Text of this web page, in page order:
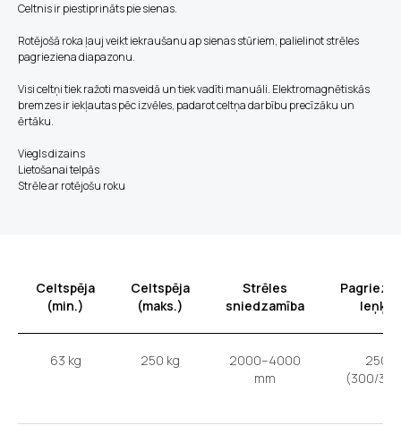
Celtnis ir piestiprināts pie sienas.
Rotējošā roka ļauj veikt iekraušanu ap sienas stūriem, palielinot strēles
pagrieziena diapazonu.
Visi celtņi tiek ražoti masveidā un tiek vadīti manuāli. Elektromagnētiskās
bremzes ir iekļautas pēc izvēles, padarot celtņa darbību precīzāku un
ērtāku.
Viegls dizains
Lietošanai telpās
Strēle ar rotējošu roku
Celtspēja
(min.)
Celtspēja
(maks.)
Strēles
sniedzamība
leņķis
63 kg 250 kg
2000–4000
mm
250'
(300/